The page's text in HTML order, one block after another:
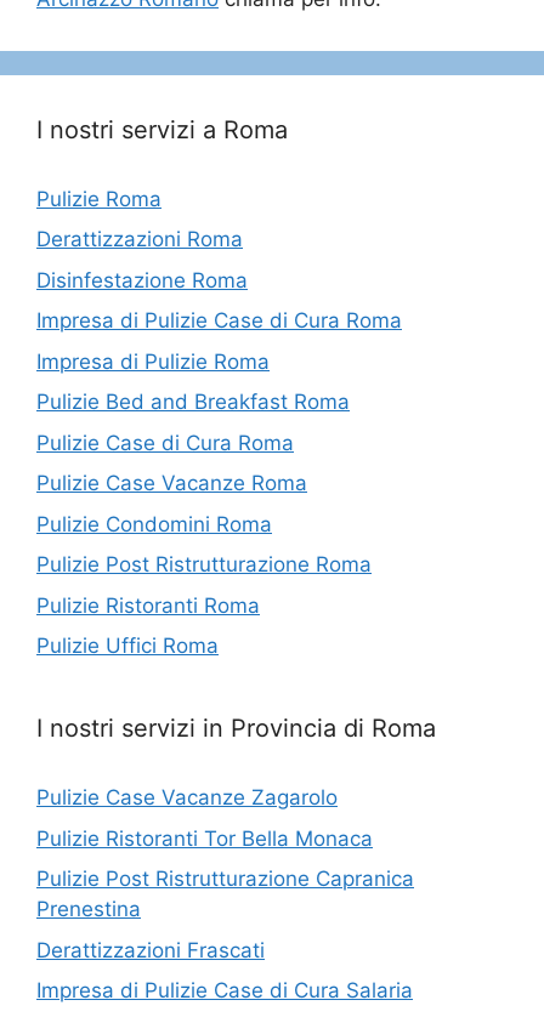
I nostri servizi a Roma
Pulizie Roma
Derattizzazioni Roma
Disinfestazione Roma
Impresa di Pulizie Case di Cura Roma
Impresa di Pulizie Roma
Pulizie Bed and Breakfast Roma
Pulizie Case di Cura Roma
Pulizie Case Vacanze Roma
Pulizie Condomini Roma
Pulizie Post Ristrutturazione Roma
Pulizie Ristoranti Roma
Pulizie Uffici Roma
I nostri servizi in Provincia di Roma
Pulizie Case Vacanze Zagarolo
Pulizie Ristoranti Tor Bella Monaca
Pulizie Post Ristrutturazione Capranica
Prenestina
Derattizzazioni Frascati
Impresa di Pulizie Case di Cura Salaria